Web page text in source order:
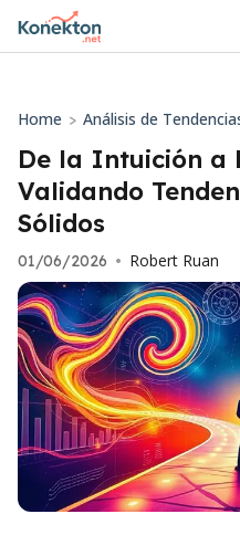
Home > Análisis de
De la Intuición a
Validando
Sólidos
01/06/2026 • Robert Ruan